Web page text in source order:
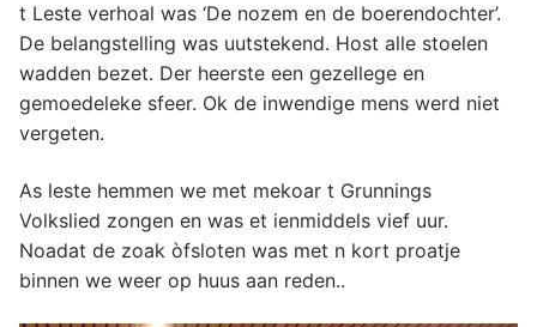
t Leste verhoal was ‘De nozem en de boerendochter’.
De belangstelling was uutstekend. Host alle stoelen
wadden bezet. Der heerste een gezellege en
gemoedeleke sfeer. Ok de inwendige mens werd niet
vergeten.
As leste hemmen we met mekoar t Grunnings
Volkslied zongen en was et ienmiddels vief uur.
Noadat de zoak òfsloten was met n kort proatje
binnen we weer op huus aan reden..